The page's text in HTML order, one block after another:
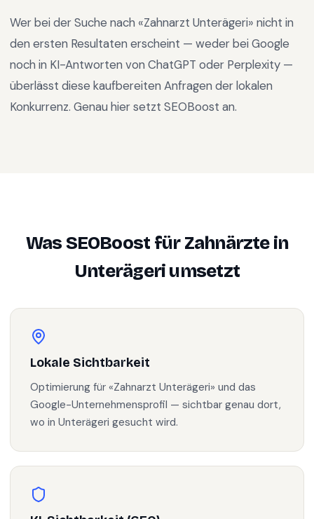
Wer bei der Suche nach «Zahnarzt Unterägeri» nicht in
den ersten Resultaten erscheint — weder bei Google
noch in KI-Antworten von ChatGPT oder Perplexity —
überlässt diese kaufbereiten Anfragen der lokalen
Konkurrenz. Genau hier setzt SEOBoost an.
Was SEOBoost fürZahnärztein
Unterägeriumsetzt
Lokale Sichtbarkeit
Optimierung für «Zahnarzt Unterägeri» und das
Google-Unternehmensprofil — sichtbar genau dort,
wo in Unterägeri gesucht wird.